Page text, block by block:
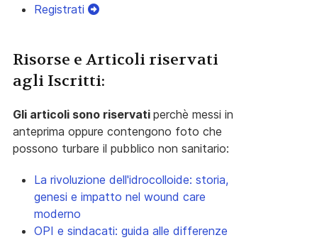
Registrati
Risorse e Articoli riservati
agli Iscritti:
Gli articoli sono riservati perchè messi in
anteprima oppure contengono foto che
possono turbare il pubblico non sanitario:
La rivoluzione dell'idrocolloide: storia,
genesi e impatto nel wound care
moderno
OPI e sindacati: guida alle differenze